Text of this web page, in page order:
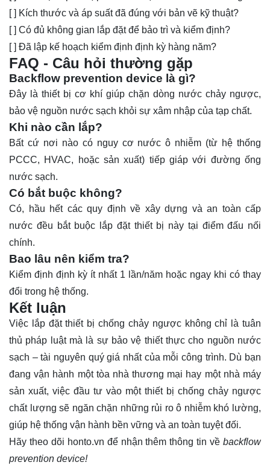
[ ] Kích thước và áp suất đã đúng với bản vẽ kỹ thuật?
[ ] Có đủ không gian lắp đặt để bảo trì và kiểm định?
[ ] Đã lập kế hoạch kiểm định định kỳ hàng năm?
FAQ - Câu hỏi thường gặp
Backflow prevention device là gì?
Đây là thiết bị cơ khí giúp chặn dòng nước chảy ngược,
bảo vệ nguồn nước sạch khỏi sự xâm nhập của tạp chất.
Khi nào cần lắp?
Bất cứ nơi nào có nguy cơ nước ô nhiễm (từ hệ thống
PCCC, HVAC, hoặc sản xuất) tiếp giáp với đường ống
nước sạch.
Có bắt buộc không?
Có, hầu hết các quy định về xây dựng và an toàn cấp
nước đều bắt buộc lắp đặt thiết bị này tại điểm đấu nối
chính.
Bao lâu nên kiểm tra?
Kiểm định định kỳ ít nhất 1 lần/năm hoặc ngay khi có thay
đổi trong hệ thống.
Kết luận
Việc lắp đặt thiết bị chống chảy ngược không chỉ là tuân
thủ pháp luật mà là sự bảo vệ thiết thực cho nguồn nước
sạch – tài nguyên quý giá nhất của mỗi công trình. Dù bạn
đang vận hành một tòa nhà thương mại hay một nhà máy
sản xuất, việc đầu tư vào một thiết bị chống chảy ngược
chất lượng sẽ ngăn chặn những rủi ro ô nhiễm khó lường,
giúp hệ thống vận hành bền vững và an toàn tuyệt đối.
Hãy theo dõi honto.vn để nhận thêm thông tin vềbackflow
prevention device!